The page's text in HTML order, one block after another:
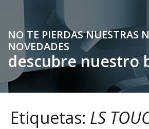
NO TE PIERDAS NUESTRAS
NOVEDADES
descubre nuestro
Etiquetas: LS